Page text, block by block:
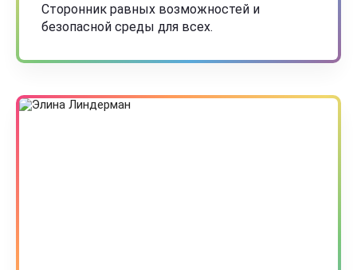
Сторонник равных возможностей и
безопасной среды для всех.